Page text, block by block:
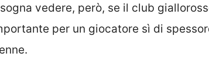
vedere, però, se il club
per un giocatore sì di